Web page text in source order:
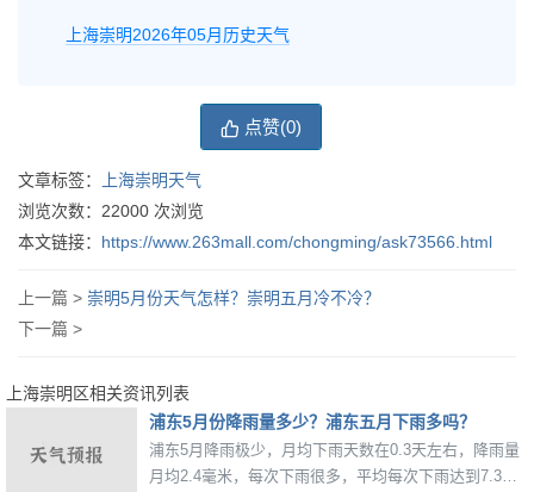
上海崇明2026年05月历史天气
点赞(0)
文章标签：
上海崇明天气
浏览次数： 22000 次浏览
本文链接： https://www.263mall.com/chongming/ask73566.html
上一篇 > 崇明5月份天气怎样？崇明五月冷不冷？
下一篇 >
上海崇明区相关资讯列表
浦东5月份降雨量多少？浦东五月下雨多吗？
浦东5月降雨极少，月均下雨天数在0.3天左右，降雨量
月均2.4毫米，每次下雨很多，平均每次下雨达到7.3毫